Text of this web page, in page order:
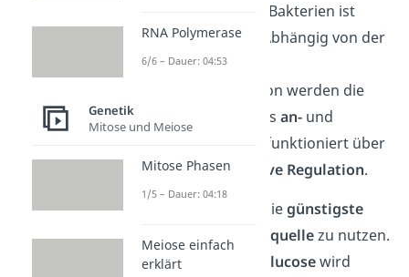
der Bakterien ist
nicht immer aktiv
. Abhängig von der
Lactose- und der
Glucosekonzentration werden die
Gene
des Bakteriumsan- und
. Das funktioniert über
positiveundnegative Regulation.
ist, jeweils diegünstigste
vorhandene
Energiequellezu nutzen.
Der Einfachzucker
Glucosewird
RNA Polymerase
6/6 – Dauer: 04:53
Genetik
Mitose und Meiose
Mitose Phasen
1/5 – Dauer: 04:18
Meiose einfach
erklärt